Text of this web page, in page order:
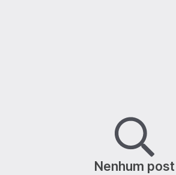
Nenhum post